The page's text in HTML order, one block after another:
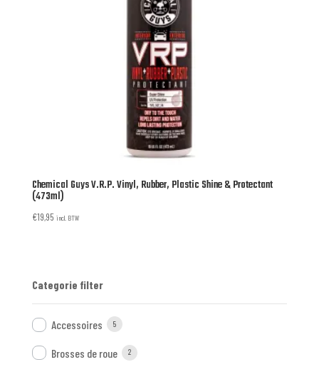
Chemical Guys V.R.P. Vinyl, Rubber, Plastic Shine & Protectant
(473ml)
€19,95 incl. BTW
Categorie filter
Accessoires 5
Brosses de roue 2